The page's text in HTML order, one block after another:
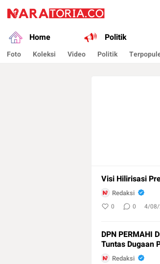
naratoria.co
Narasikan Fakta dan Data
Home Politik
Foto Koleksi Video Politik
Visi Hilirisasi
Redaksi
0 0 4/
DPN PERMAHI
Tuntas Dugaan
Redaksi